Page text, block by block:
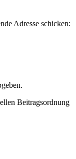
Adresse schicken:
Beitragsordnung